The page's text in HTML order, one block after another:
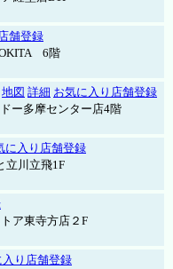
舗登録
6階
地図 詳細 お気に入り店舗登録
ー多摩センター店4階
に入り店舗登録
立川立飛1F
ア東寺方店２F
入り店舗登録